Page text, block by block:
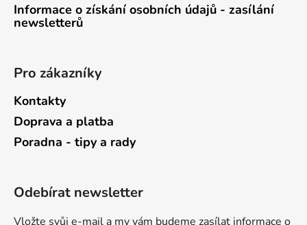
Informace o získání osobních údajů - zasílání
newsletterů
Pro zákazníky
Kontakty
Doprava a platba
Poradna - tipy a rady
Odebírat newsletter
Vložte svůj e-mail a my vám budeme zasílat informace o